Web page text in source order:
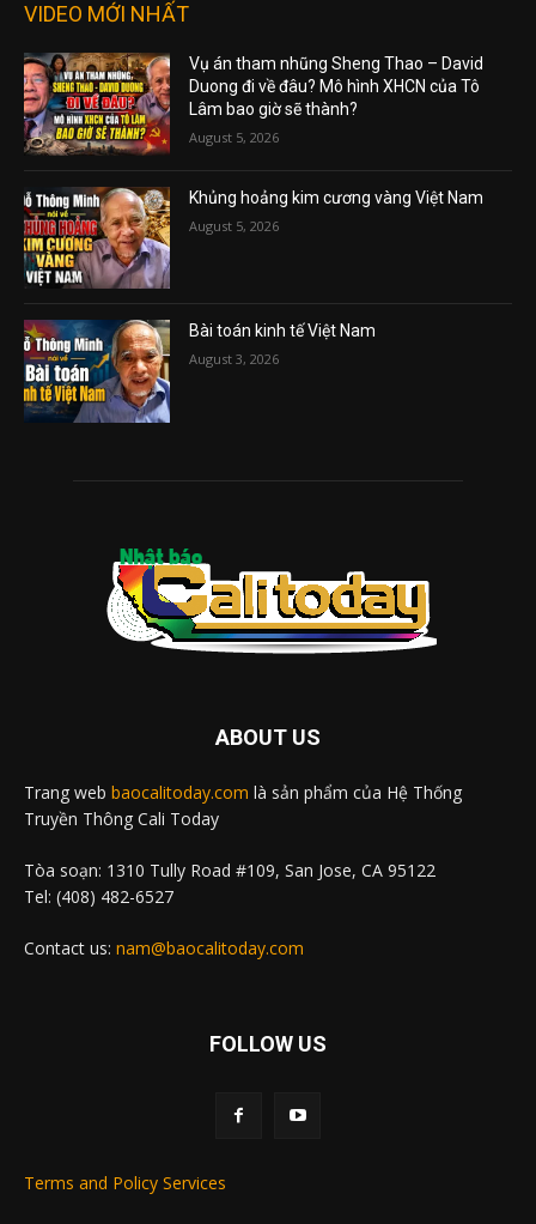
VIDEO MỚI NHẤT
Vụ án tham nhũng Sheng Thao – David
Duong đi về đâu? Mô hình XHCN của Tô
Lâm bao giờ sẽ thành?
August 5, 2026
Khủng hoảng kim cương vàng Việt Nam
August 5, 2026
Bài toán kinh tế Việt Nam
August 3, 2026
ABOUT US
Trang web baocalitoday.com là sản phẩm của Hệ Thống
Truyền Thông Cali Today
Tòa soạn: 1310 Tully Road #109, San Jose, CA 95122
Tel: (408) 482-6527
Contact us: nam@baocalitoday.com
FOLLOW US
Terms and Policy Services